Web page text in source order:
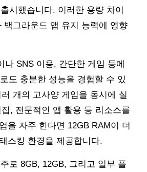
시했습니다. 이러한 용량 차이
백그라운드 앱 유지 능력에 영향
나 SNS 이용, 간단한 게임 등에
도 충분한 성능을 경험할 수 있
개의 고사양 게임을 동시에 실
, 전문적인 앱 활용 등 리소스를
을 자주 한다면 12GB RAM이 더
스킹 환경을 제공합니다.
로 8GB, 12GB, 그리고 일부 플